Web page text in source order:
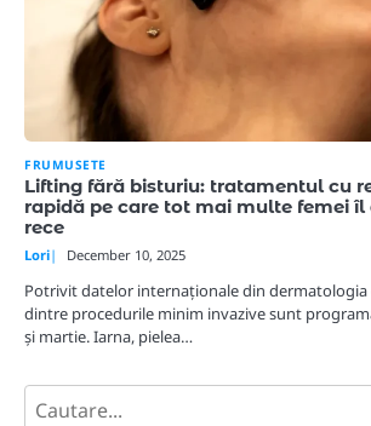
FRUMUSETE
Lifting fără bisturiu: tratamentul cu
rapidă pe care tot mai multe femei îl
rece
Lori December 10, 2025
Potrivit datelor internaționale din dermatologia
dintre procedurile minim invazive sunt
și martie. Iarna, pielea…
Search